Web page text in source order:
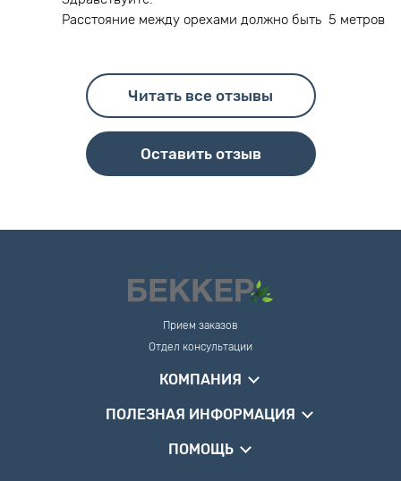
Расстояние между орехами должно быть 5 метров
Читать все отзывы
Оставить отзыв
Прием заказов
Отдел консультации
КОМПАНИЯ
ПОЛЕЗНАЯ ИНФОРМАЦИЯ
ПОМОЩЬ